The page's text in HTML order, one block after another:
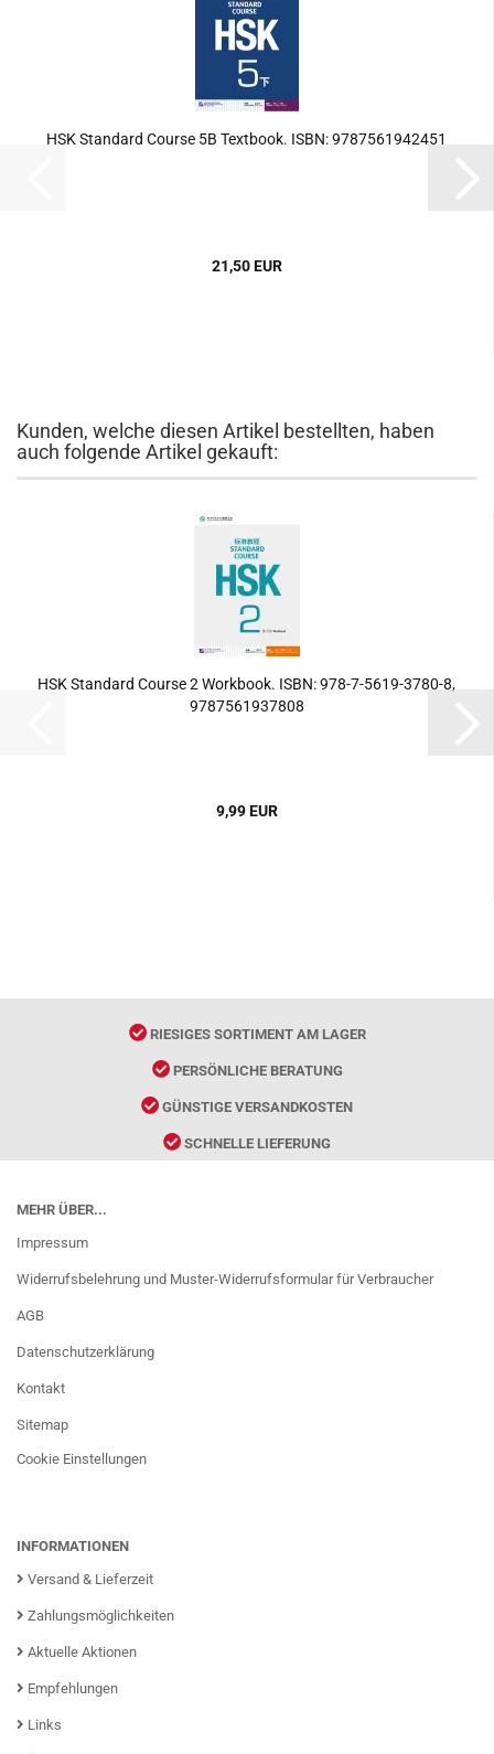
HSK Standard Course 5B Textbook. ISBN: 9787561942451
21,50 EUR
Kunden, welche diesen Artikel bestellten, haben
auch folgende Artikel gekauft:
HSK Standard Course 2 Workbook. ISBN: 978-7-5619-3780-8,
9787561937808
9,99 EUR
RIESIGES SORTIMENT AM LAGER
PERSÖNLICHE BERATUNG
GÜNSTIGE VERSANDKOSTEN
SCHNELLE LIEFERUNG
MEHR ÜBER...
Impressum
Widerrufsbelehrung und Muster-Widerrufsformular für Verbraucher
AGB
Datenschutzerklärung
Kontakt
Sitemap
Cookie Einstellungen
INFORMATIONEN
Versand & Lieferzeit
Zahlungsmöglichkeiten
Aktuelle Aktionen
Empfehlungen
Links